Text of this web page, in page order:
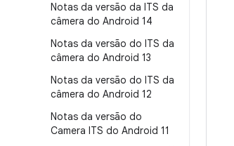
Notas da versão da ITS da
câmera do Android 14
Notas da versão do ITS da
câmera do Android 13
Notas da versão do ITS da
câmera do Android 12
Notas da versão do
Camera ITS do Android 11